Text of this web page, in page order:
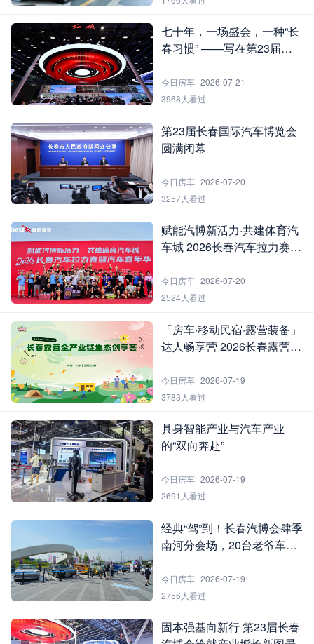
七十年，一场盛会，一种“长
春习惯” ——写在第23届长
今日房车 2026-07-21
3968人看过
第23届长春国际汽车博览会
圆满闭幕
今日房车 2026-07-20
3257人看过
赋能汽博新活力·共建体育汽
车城 2026长春汽车拉力赛暨
今日房车 2026-07-20
2524人看过
「房车·移动民宿·露营装备」
达人畅享营 2026长春露营全
动圆满举行
今日房车 2026-07-19
3783人看过
具身智能产业与汽车产业
的“双向奔赴”
今日房车 2026-07-19
2691人看过
经典“驾”到！长春汽博会肆季
南河分会场，20台老爷车书
今日房车 2026-07-19
2756人看过
固本强基向新行 第23届长春